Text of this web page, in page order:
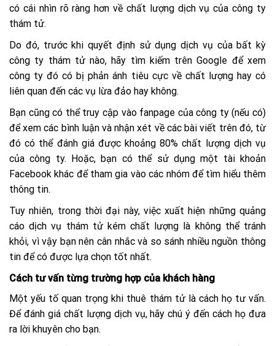
có cái nhìn rõ ràng hơn về chất lượng dịch vụ của công ty
thám tử.
Do đó, trước khi quyết định sử dụng dịch vụ của bất kỳ
công ty thám tử nào, hãy tìm kiếm trên Google để xem
công ty đó có bị phản ánh tiêu cực về chất lượng hay có
liên quan đến các vụ lừa đảo hay không.
Bạn cũng có thể truy cập vào fanpage của công ty (nếu có)
để xem các bình luận và nhận xét về các bài viết trên đó, từ
đó có thể đánh giá được khoảng 80% chất lượng dịch vụ
của công ty. Hoặc, bạn có thể sử dụng một tài khoản
Facebook khác để tham gia vào các nhóm để tìm hiểu thêm
thông tin.
Tuy nhiên, trong thời đại này, việc xuất hiện những quảng
cáo dịch vụ thám tử kém chất lượng là không thể tránh
khỏi, vì vậy bạn nên cân nhắc và so sánh nhiều nguồn thông
tin để có được lựa chọn tốt nhất.
Cách tư vấn từng trường hợp của khách hàng
Một yếu tố quan trọng khi thuê thám tử là cách họ tư vấn.
Để đánh giá chất lượng dịch vụ, hãy chú ý đến cách họ đưa
ra lời khuyên cho bạn.